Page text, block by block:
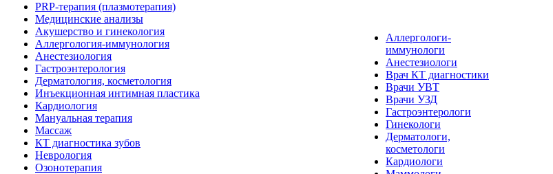
PRP-терапия (плазмотерапия)
Медицинские анализы
Акушерство и гинекология
Аллергология-иммунология
Анестезиология
Гастроэнтерология
Дерматология, косметология
Инъекционная интимная пластика
Кардиология
Мануальная терапия
Массаж
КТ диагностика зубов
Неврология
Озонотерапия
Аллергологи-
иммунологи
Анестезиологи
Врач КТ диагностики
Врачи УВТ
Врачи УЗД
Гастроэнтерологи
Гинекологи
Дерматологи,
косметологи
Кардиологи